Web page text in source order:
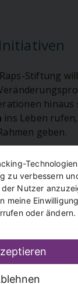
Stiftung will
hinaus
ins Leben
geben.
zu verbessern
Nutzer
meine
oder ändern.